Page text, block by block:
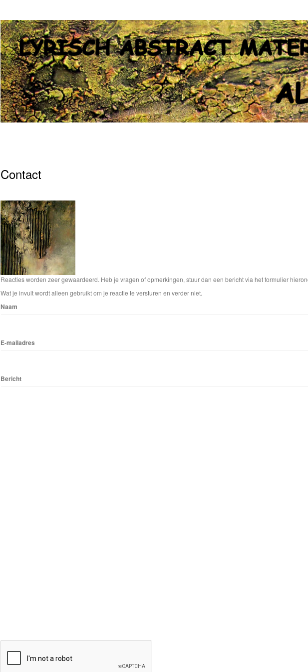
Contact
Reacties worden zeer gewaardeerd. Heb je vragen of opmerkingen, stuur dan een bericht via het formulier
Wat je invult wordt alleen gebruikt om je reactie te versturen en verder niet.
Naam
E-mailadres
Bericht